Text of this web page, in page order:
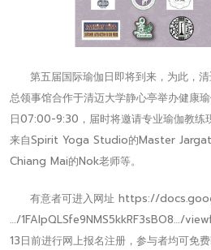
第五届国际瑜伽日即将到来，为此，清
总领事馆合作于清迈大学静心亭举办健康
日07:00-9:30，届时将邀请专业瑜伽教练
来自Spirit Yoga Studio的Master
Chiang Mai的Nok老师等。
有意者可进入网址 https://
…/1FAIpQLSfe9NMS5kkRF3sBO8…/
13日前进行网上报名注册，参与者均可免费